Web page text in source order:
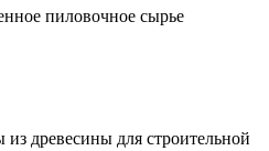
пиловочное сырье
древесины для строительной